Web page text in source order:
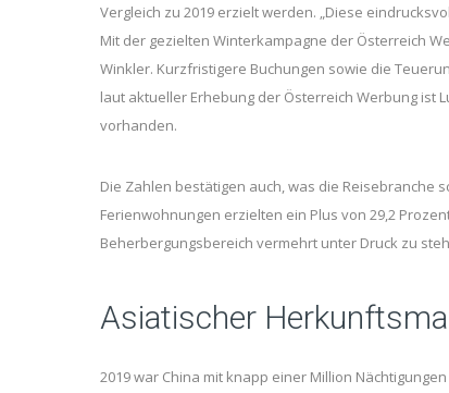
Vergleich zu 2019 erzielt werden. „Diese
Mit der gezielten Winterkampagne der Österreich
Winkler. Kurzfristigere Buchungen sowie die
laut aktueller Erhebung der Österreich Werbung
vorhanden.
Die Zahlen bestätigen auch, was die Reisebranche
Ferienwohnungen erzielten ein Plus von 29,2
Beherbergungsbereich vermehrt unter Druck zu
Asiatischer
2019 war China mit knapp einer Million